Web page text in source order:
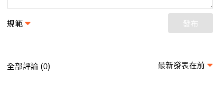
規範 發布
全部評論 (0) 最新發表在前